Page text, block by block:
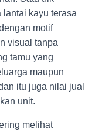
kayu terasa
motif
visual tanpa
tamu yang
maupun
itu juga nilai jual
unit.
melihat